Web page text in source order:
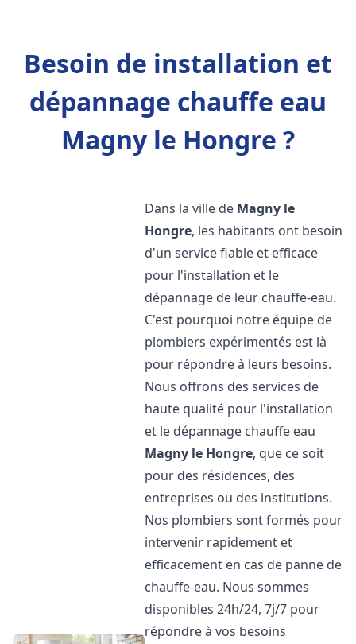
Besoin de installation et
dépannage chauffe eau
Magny le Hongre ?
Dans la ville de Magny le
Hongre, les habitants ont besoin
d'un service fiable et efficace
pour l'installation et le
dépannage de leur chauffe-eau.
C'est pourquoi notre équipe de
plombiers expérimentés est là
pour répondre à leurs besoins.
Nous offrons des services de
haute qualité pour l'installation
et le dépannage chauffe eau
Magny le Hongre, que ce soit
pour des résidences, des
entreprises ou des institutions.
Nos plombiers sont formés pour
intervenir rapidement et
efficacement en cas de panne de
chauffe-eau. Nous sommes
disponibles 24h/24, 7j/7 pour
répondre à vos besoins